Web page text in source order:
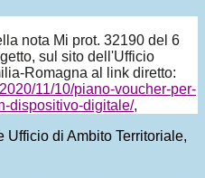
nota Mi prot. 32190 del 6
sul sito dell'Ufficio
Romagna al link diretto:
11/10/piano-voucher-per-
dispositivo-digitale/,
Ufficio di Ambito Territoriale,